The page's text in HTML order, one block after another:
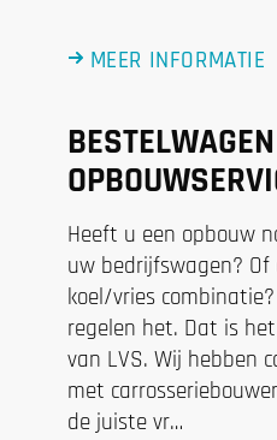
MEER INFORMATIE
BESTELWAGEN
Heeft u een opbouw
uw bedrijfswagen? Of
koel/vries
regelen het. Dat is
van LVS. Wij hebben
met
de juiste vr…